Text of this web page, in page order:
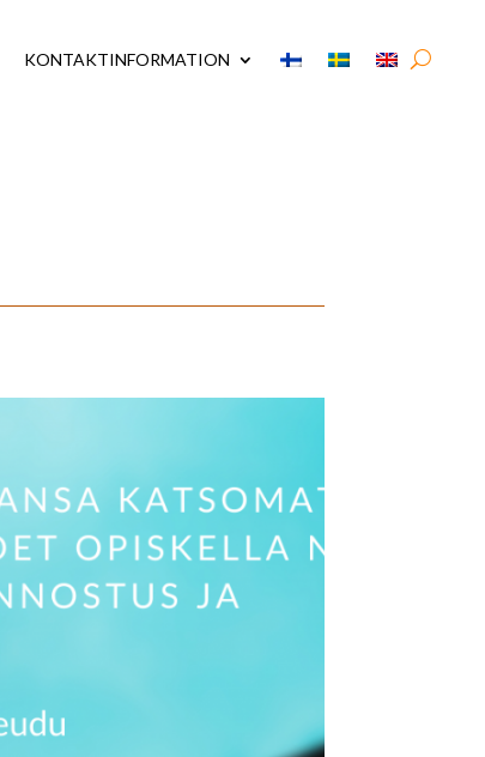
KONTAKTINFORMATION